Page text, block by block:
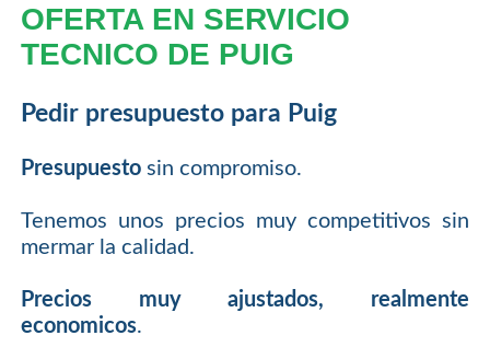
OFERTA EN SERVICIO
TECNICO DE PUIG
Pedir presupuesto para Puig
Presupuestosin compromiso.
Tenemos unos precios muy competitivos sin
mermar la calidad.
Precios muy ajustados, realmente
economicos.